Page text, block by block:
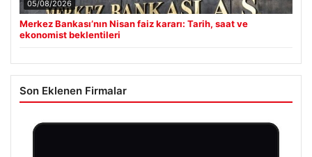
05/08/2026
Merkez Bankası’nın Nisan faiz kararı: Tarih, saat ve
ekonomist beklentileri
Son Eklenen Firmalar